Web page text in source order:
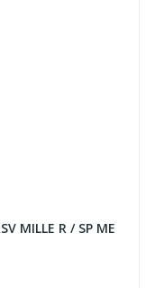
MILLE R / SP ME